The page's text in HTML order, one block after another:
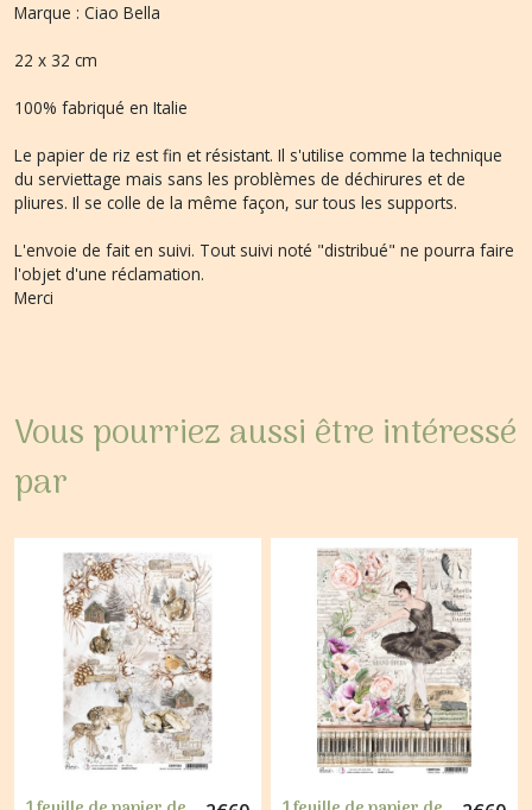
Marque : Ciao Bella
22 x 32 cm
100% fabriqué en Italie
Le papier de riz est fin et résistant. Il s'utilise comme la technique
du serviettage mais sans les problèmes de déchirures et de
pliures. Il se colle de la même façon, sur tous les supports.
L'envoie de fait en suivi. Tout suivi noté "distribué" ne pourra faire
l'objet d'une réclamation.
Merci
Vous pourriez aussi être intéressé
par